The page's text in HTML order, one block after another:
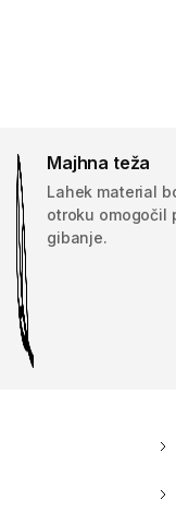
Majhna teža
Lahek material
otroku omogočil
gibanje.